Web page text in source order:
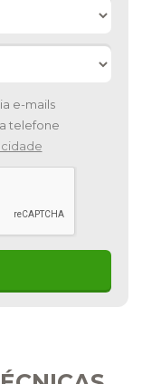
e-mails
telefone